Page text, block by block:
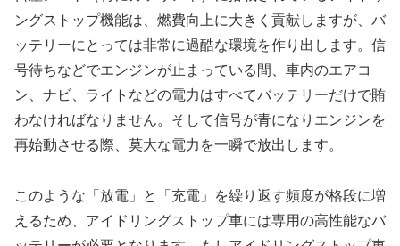
ングストップ機能は、燃費向上に大きく貢献しますが、バ
ッテリーにとっては非常に過酷な環境を作り出します。信
号待ちなどでエンジンが止まっている間、車内のエアコ
ン、ナビ、ライトなどの電力はすべてバッテリーだけで賄
わなければなりません。そして信号が青になりエンジンを
再始動させる際、莫大な電力を一瞬で放出します。
このような「放電」と「充電」を繰り返す頻度が格段に増
えるため、アイドリングストップ車には専用の高性能なバ